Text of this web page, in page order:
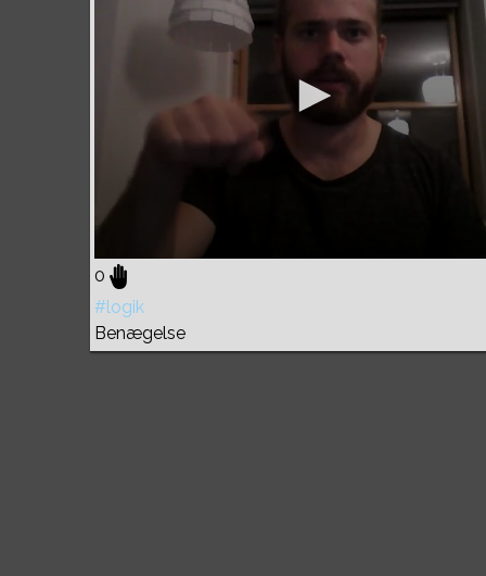
0
#logik
Benægelse